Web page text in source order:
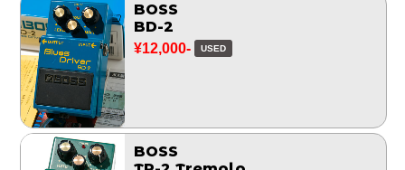
BOSS
BD-2
¥12,000- USED
BOSS